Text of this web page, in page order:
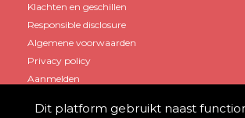
Klachten en geschillen
Responsible disclosure
Algemene voorwaarden
Privacy policy
Aanmelden
Dit platform gebruikt naast